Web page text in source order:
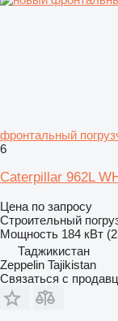
фронтальный
6
Caterpillar 962L
Цена по запросу
Строительный
Мощность 184 кВт
Таджикистан
Zeppelin Tajikistan
Связаться с